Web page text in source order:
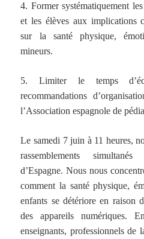
4. Former systématiquement
et les élèves aux implications
sur la santé physique,
mineurs.
5. Limiter le temps
recommandations
l’Association espagnole de
Le samedi 7 juin à 11 heures,
rassemblements
d’Espagne. Nous nous
comment la santé physique,
enfants se détériore en raison
des appareils numériques.
enseignants, professionnels de